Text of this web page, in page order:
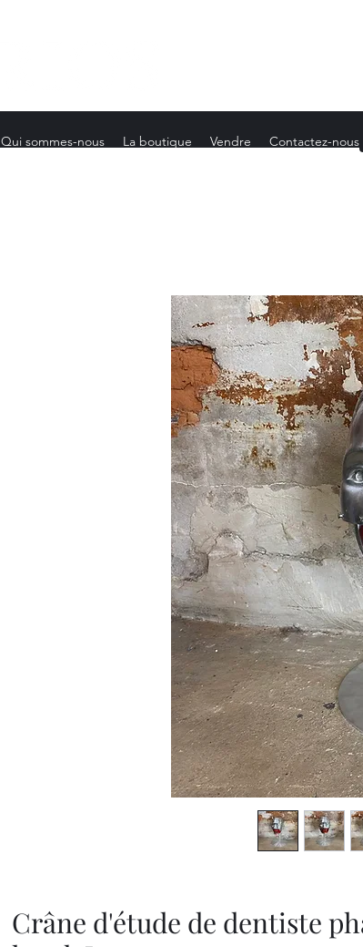
Qui sommes-nous La boutique Vendre Contactez-nous
Crâne d'étude de dentiste